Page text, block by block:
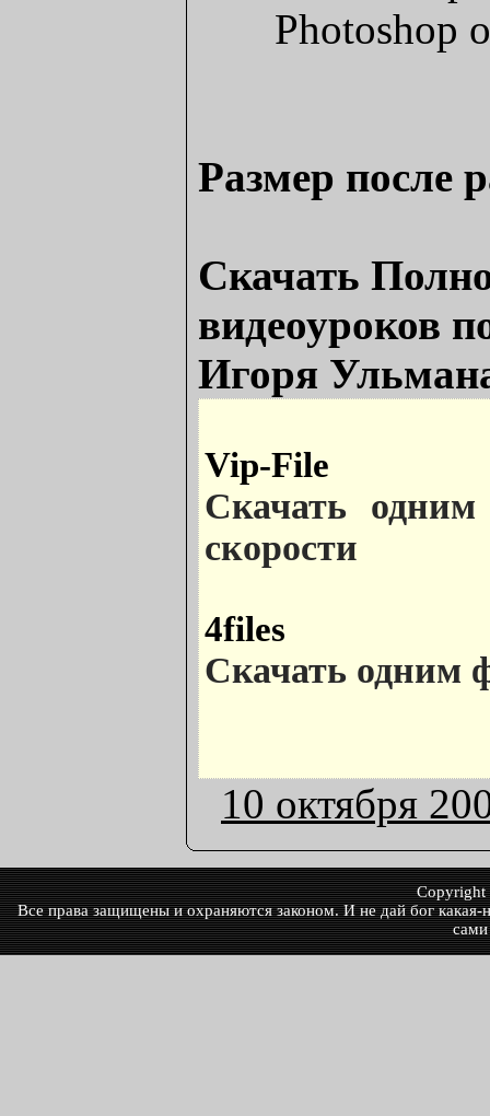
Размер после
Скачать
видеоуроков
Игоря
Vip-File
Скачать
скорости
4files
Скачать одним
10 октября
Все права защищены и охраняются законом. И не дай бог какая-
сами